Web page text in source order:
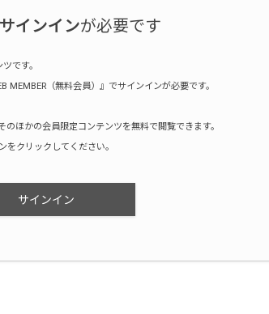
サインインが必要です
です。
（無料会員）』でサインインが必要です。
ほかの会員限定コンテンツを無料で閲覧できます。
クリックしてください。
サインイン